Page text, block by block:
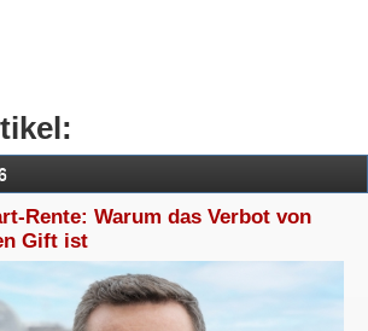
Rente: Warum das Verbot von
Gift ist